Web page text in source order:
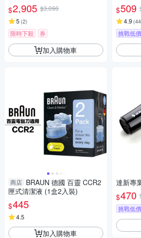
(一年保固)
$2,905 $3,090
5 (2)
限時下殺 券
加入購物車
商店 BRAUN 德國 百靈 CCR2
匣式清潔液 (1盒2入裝)
$445
4.5
加入購物車
$509
4.9 (44
挑戰低價
達新專
$470
挑戰低價